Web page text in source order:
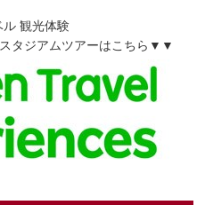
観光体験
タジアムツアーはこちら▼▼